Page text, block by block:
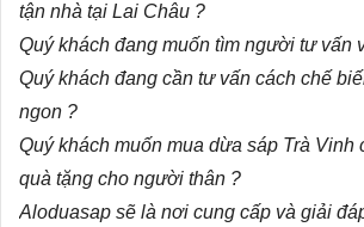
tận nhà tại Lai Châu ?
Quý khách đang muốn tìm người tư vấn
Quý khách đang cần tư vấn cách chế
ngon ?
Quý khách muốn mua dừa sáp Trà Vinh
quà tặng cho người thân ?
Aloduasap sẽ là nơi cung cấp và giải